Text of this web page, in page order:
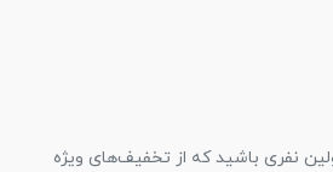
نفری باشید که از تخفیف‌های ویژه